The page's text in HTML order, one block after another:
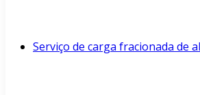
Serviço de carga fracionada de